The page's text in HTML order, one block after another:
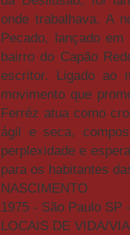
onde trabalhava. A
Pecado, lançado
bairro do Capão
escritor. Ligado ao
movimento que
Ferréz atua como
ágil e seca,
perplexidade e
para os habitantes
NASCIMENTO
1975 - São Paulo SP
LOCAIS DE VIDA/